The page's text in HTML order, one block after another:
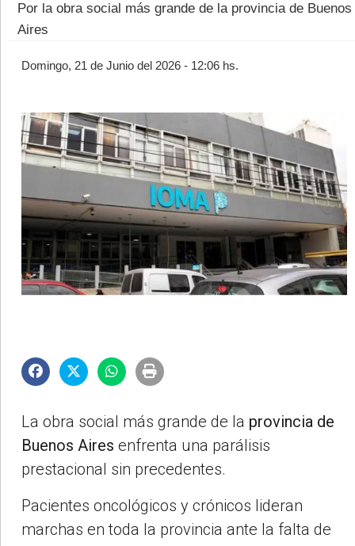
©2007/2026
Por la obra social más grande de la provincia de Buenos
Aires
Domingo, 21 de Junio del 2026 - 12:06 hs.
La obra social más grande de la provincia de
Buenos Aires enfrenta una parálisis
prestacional sin precedentes.
Pacientes oncológicos y crónicos lideran
marchas en toda la provincia ante la falta de